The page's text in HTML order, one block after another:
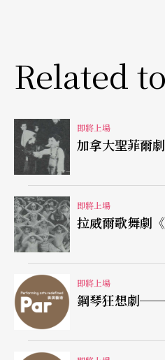
Related
即將上場
加拿大聖菲爾
即將上場
拉威爾歌舞劇
即將上場
鋼琴狂想劇──